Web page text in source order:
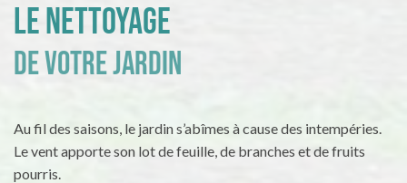
Le nettoyage
de votre jardin
Au fil des saisons, le jardin s’abîmes à cause des intempéries.
Le vent apporte son lot de feuille, de branches et de fruits
pourris.